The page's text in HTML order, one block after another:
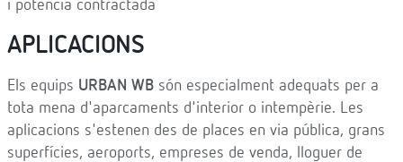
i potència contractada
APLICACIONS
Els equips URBAN WB són especialment adequats per a
tota mena d'aparcaments d'interior o intempèrie. Les
aplicacions s'estenen des de places en via pública, grans
superfícies, aeroports, empreses de venda, lloguer de